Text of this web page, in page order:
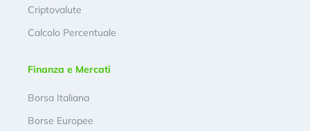
Criptovalute
Calcolo Percentuale
Finanza e Mercati
Borsa Italiana
Borse Europee